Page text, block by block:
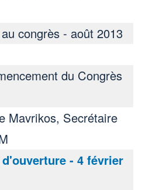
- Great
congrès - août 2013
du Congrès
Mavrikos, Secrétaire
- 4 février